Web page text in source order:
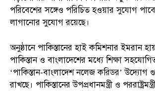
পরিবেশের সঙ্গেও পরিচিত হওয়ার সুযোগ
লাগানোর সুযোগ রয়েছে।
অনুষ্ঠানে পাকিস্তানের হাই কমিশনার ইমরান
পাকিস্তান ও বাংলাদেশের মধ্যে শিক্ষা
‘পাকিস্তান-বাংলাদেশ নলেজ করিডর’ উদ্যোগ
রাখছে। পাকিস্তানের উপপ্রধানমন্ত্রী ও